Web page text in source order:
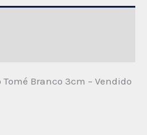
Branco 3cm – Vendido